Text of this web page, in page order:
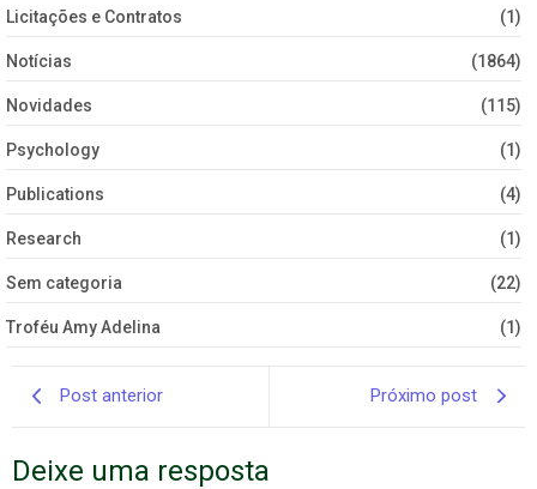
Licitações e Contratos (1)
Notícias (1864)
Novidades (115)
Psychology (1)
Publications (4)
Research (1)
Sem categoria (22)
Troféu Amy Adelina (1)
Post anterior Próximo post
Deixe uma resposta